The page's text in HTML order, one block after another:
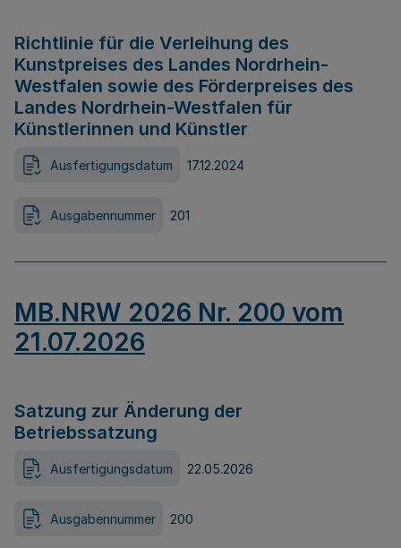
Richtlinie für die Verleihung des
Kunstpreises des Landes Nordrhein-
Westfalen sowie des Förderpreises des
Landes Nordrhein-Westfalen für
Künstlerinnen und Künstler
Ausfertigungsdatum 17.12.2024
Ausgabennummer 201
MB.NRW 2026 Nr. 200 vom
21.07.2026
Satzung zur Änderung der
Betriebssatzung
Ausfertigungsdatum 22.05.2026
Ausgabennummer 200